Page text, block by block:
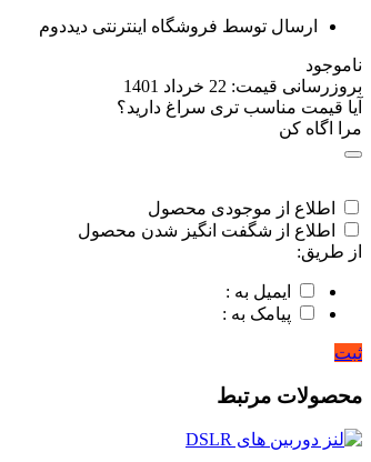
ارسال توسط فروشگاه اینترنتی دیددوم
ناموجود
بروزرسانی قیمت: 22 خرداد 1401
آیا قیمت مناسب تری سراغ دارید؟
مرا اگاه کن
اطلاع از موجودی محصول
اطلاع از شگفت انگیز شدن محصول
از طریق:
ایمیل به :
پیامک به :
ثبت
محصولات مرتبط